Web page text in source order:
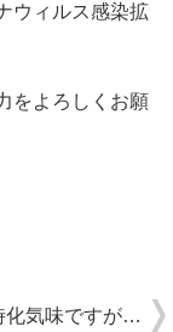
ウィルス感染拡
をよろしくお願
化気味ですが…